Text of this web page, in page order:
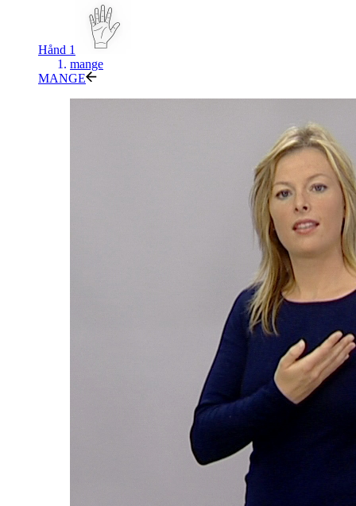
Hånd 1
mange
MANGE